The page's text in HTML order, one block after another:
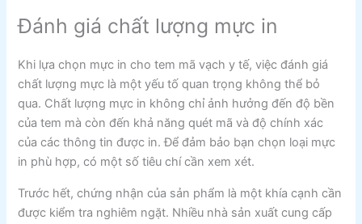
Đánh giá chất lượng mực in
Khi lựa chọn mực in cho tem mã vạch y tế, việc đánh giá
chất lượng mực là một yếu tố quan trọng không thể bỏ
qua. Chất lượng mực in không chỉ ảnh hưởng đến độ bền
của tem mà còn đến khả năng quét mã và độ chính xác
của các thông tin được in. Để đảm bảo bạn chọn loại mực
in phù hợp, có một số tiêu chí cần xem xét.
Trước hết, chứng nhận của sản phẩm là một khía cạnh cần
được kiểm tra nghiêm ngặt. Nhiều nhà sản xuất cung cấp